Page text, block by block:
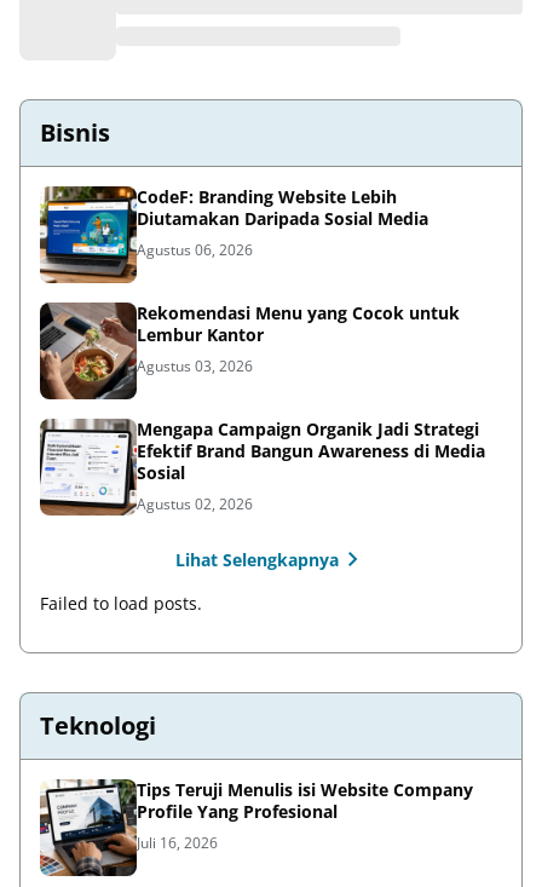
Bisnis
CodeF: Branding Website Lebih
Diutamakan Daripada Sosial Media
Agustus 06, 2026
Rekomendasi Menu yang Cocok untuk
Lembur Kantor
Agustus 03, 2026
Mengapa Campaign Organik Jadi Strategi
Efektif Brand Bangun Awareness di Media
Sosial
Agustus 02, 2026
Lihat Selengkapnya
Failed to load posts.
Teknologi
Tips Teruji Menulis isi Website Company
Profile Yang Profesional
Juli 16, 2026